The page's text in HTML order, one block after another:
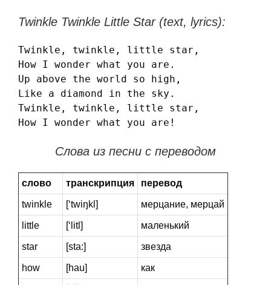
Twinkle Twinkle Little Star (text, lyrics):
Twinkle, twinkle, little star,
How I wonder what you are.
Up above the world so high,
Like a diamond in the sky.
Twinkle, twinkle, little star,
How I wonder what you are!
Слова из песни с переводом
слово транскрипция перевод
twinkle [‘twiŋkl] мерцание, мерцай
little [‘litl] маленький
star [sta:] звезда
how [hau] как